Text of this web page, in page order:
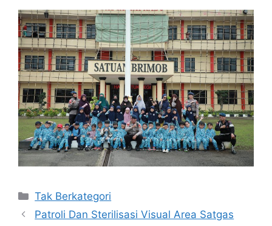
Kategori
Tak Berkategori
Patroli Dan Sterilisasi Visual Area Satgas